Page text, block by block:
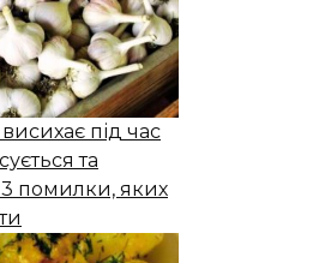
під час
та
3 помилки, яких